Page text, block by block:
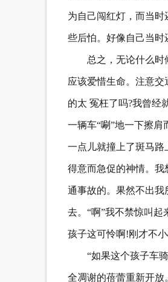
为自己闯红灯，而当
些后怕。好像自己当
总之，无论什么
应该爱惜生命。注意
的太 冤枉了吗?我曾经
一辆车“唰”地一下擦
一点儿就撞上了斑马路
得意而急促的神情。我
通事故的。果然不出
去。“啊”我不禁惊叫起
孩子这可怜啊!刚才不
“如果这个孩子车
全凋谢的蓓蕾重新开放